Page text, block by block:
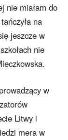
nie miałam do
na
jeszcze w
nie
w
Litwy i
mera w